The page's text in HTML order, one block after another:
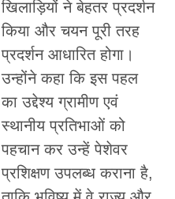
खिलाड़ियों ने बेहतर प्रदर्शन
किया और चयन पूरी तरह
प्रदर्शन आधारित होगा।
उन्होंने कहा कि इस पहल
का उद्देश्य ग्रामीण एवं
स्थानीय प्रतिभाओं को
पहचान कर उन्हें पेशेवर
प्रशिक्षण उपलब्ध कराना है,